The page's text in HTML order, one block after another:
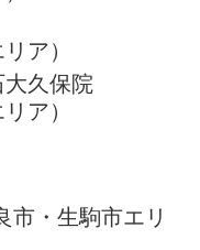
ア）
久保院
ア）
市・生駒市エリ